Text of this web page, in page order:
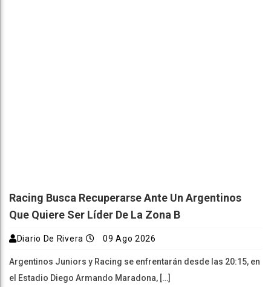
Racing Busca Recuperarse Ante Un Argentinos
Que Quiere Ser Líder De La Zona B
Diario De Rivera 09 Ago 2026
Argentinos Juniors y Racing se enfrentarán desde las 20:15, en
el Estadio Diego Armando Maradona, […]